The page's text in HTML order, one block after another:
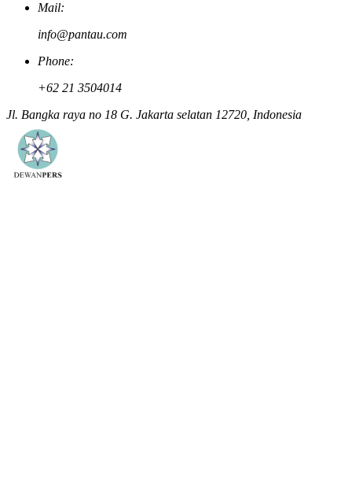
Mail:
info@pantau.com
Phone:
+62 21 3504014
Jl. Bangka raya no 18 G. Jakarta selatan 12720, Indonesia